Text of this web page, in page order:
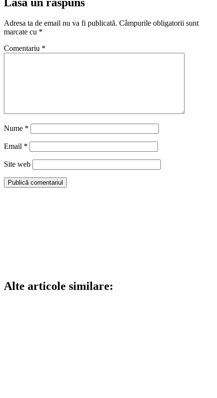
Adresa ta de email nu va fi publicată. Câmpurile obligatorii sunt
marcate cu *
Comentariu *
Nume *
Email *
Site web
Alte articole similare: